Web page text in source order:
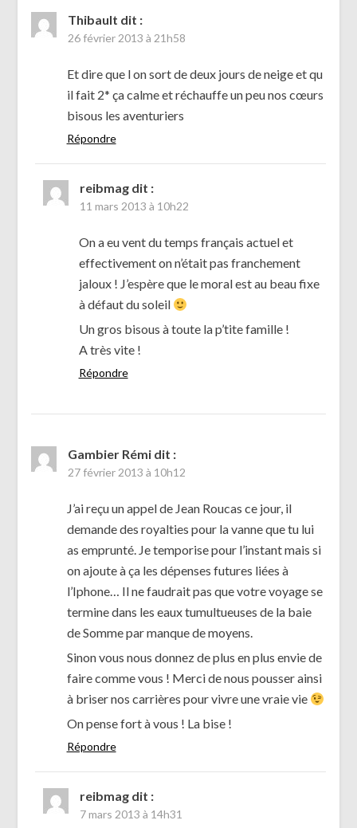
Thibault dit :
26 février 2013 à 21h58
Et dire que l on sort de deux jours de neige et qu
il fait 2* ça calme et réchauffe un peu nos cœurs
bisous les aventuriers
Répondre
reibmag dit :
11 mars 2013 à 10h22
On a eu vent du temps français actuel et
effectivement on n’était pas franchement
jaloux ! J’espère que le moral est au beau fixe
à défaut du soleil
Un gros bisous à toute la p’tite famille !
A très vite !
Répondre
Gambier Rémi dit :
27 février 2013 à 10h12
J’ai reçu un appel de Jean Roucas ce jour, il
demande des royalties pour la vanne que tu lui
as emprunté. Je temporise pour l’instant mais si
on ajoute à ça les dépenses futures liées à
l’Iphone… Il ne faudrait pas que votre voyage se
termine dans les eaux tumultueuses de la baie
de Somme par manque de moyens.
Sinon vous nous donnez de plus en plus envie de
faire comme vous ! Merci de nous pousser ainsi
à briser nos carrières pour vivre une vraie vie
On pense fort à vous ! La bise !
Répondre
reibmag dit :
7 mars 2013 à 14h31